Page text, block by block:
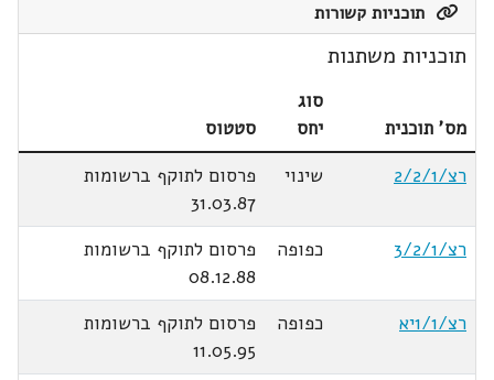
תוכניות קשורות
תוכניות משתנות
מס' תוכנית
סוג
יחס
סטטוס
רצ/2/2/1
שינוי
פרסום לתוקף ברשומות
31.03.87
רצ/3/2/1
כפופה
פרסום לתוקף ברשומות
08.12.88
רצ/1/1יא
כפופה
פרסום לתוקף ברשומות
11.05.95